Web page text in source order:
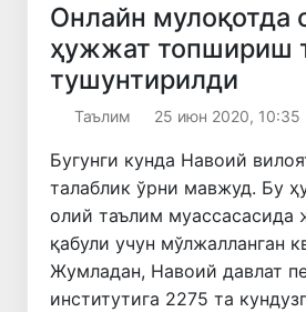
Онлайн мулоқотда
ҳужжат топшириш
тушунтирилди
Таълим 25 июн 2020, 10:35
Бугунги кунда Навоий
талаблик ўрни мавжуд. Бу
олий таълим муассасасида
қабули учун мўлжалланган
Жумладан, Навоий давлат
институтига 2275 та